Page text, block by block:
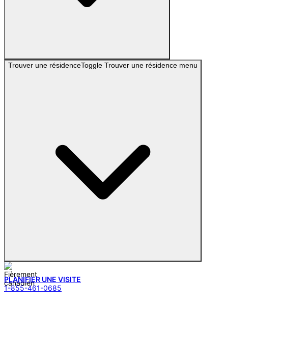
Trouver une résidenceToggle Trouver une résidence menu
PLANIFIER UNE VISITE
1-855-461-0685